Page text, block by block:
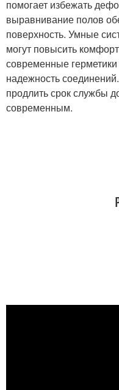
помогает избежать
выравнивание полов
поверхность. Умные
могут повысить
современные
надежность
продлить срок службы
современным.